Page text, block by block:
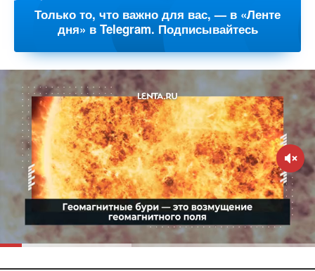
Только то, что важно для вас, — в «Ленте
дня» в Telegram. Подписывайтесь